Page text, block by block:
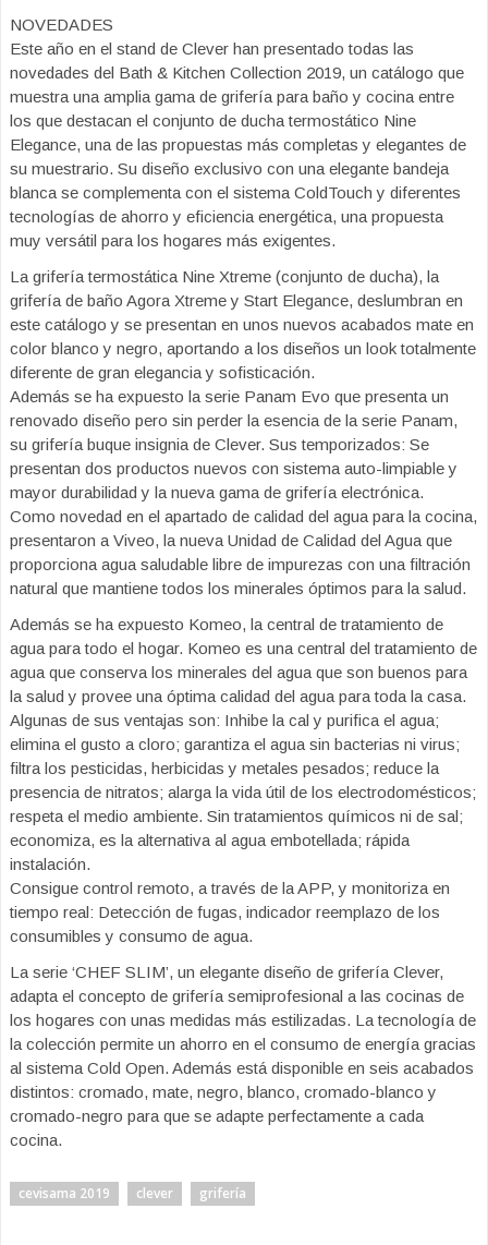
NOVEDADES
Este año en el stand de Clever han presentado todas las
novedades del Bath & Kitchen Collection 2019, un catálogo que
muestra una amplia gama de grifería para baño y cocina entre
los que destacan el conjunto de ducha termostático Nine
Elegance, una de las propuestas más completas y elegantes de
su muestrario. Su diseño exclusivo con una elegante bandeja
blanca se complementa con el sistema ColdTouch y diferentes
tecnologías de ahorro y eficiencia energética, una propuesta
muy versátil para los hogares más exigentes.
La grifería termostática Nine Xtreme (conjunto de ducha), la
grifería de baño Agora Xtreme y Start Elegance, deslumbran en
este catálogo y se presentan en unos nuevos acabados mate en
color blanco y negro, aportando a los diseños un look totalmente
diferente de gran elegancia y sofisticación.
Además se ha expuesto la serie Panam Evo que presenta un
renovado diseño pero sin perder la esencia de la serie Panam,
su grifería buque insignia de Clever. Sus temporizados: Se
presentan dos productos nuevos con sistema auto-limpiable y
mayor durabilidad y la nueva gama de grifería electrónica.
Como novedad en el apartado de calidad del agua para la cocina,
presentaron a Viveo, la nueva Unidad de Calidad del Agua que
proporciona agua saludable libre de impurezas con una filtración
natural que mantiene todos los minerales óptimos para la salud.
Además se ha expuesto Komeo, la central de tratamiento de
agua para todo el hogar. Komeo es una central del tratamiento de
agua que conserva los minerales del agua que son buenos para
la salud y provee una óptima calidad del agua para toda la casa.
Algunas de sus ventajas son: Inhibe la cal y purifica el agua;
elimina el gusto a cloro; garantiza el agua sin bacterias ni virus;
filtra los pesticidas, herbicidas y metales pesados; reduce la
presencia de nitratos; alarga la vida útil de los electrodomésticos;
respeta el medio ambiente. Sin tratamientos químicos ni de sal;
economiza, es la alternativa al agua embotellada; rápida
instalación.
Consigue control remoto, a través de la APP, y monitoriza en
tiempo real: Detección de fugas, indicador reemplazo de los
consumibles y consumo de agua.
La serie ‘CHEF SLIM’, un elegante diseño de grifería Clever,
adapta el concepto de grifería semiprofesional a las cocinas de
los hogares con unas medidas más estilizadas. La tecnología de
la colección permite un ahorro en el consumo de energía gracias
al sistema Cold Open. Además está disponible en seis acabados
distintos: cromado, mate, negro, blanco, cromado-blanco y
cromado-negro para que se adapte perfectamente a cada
cocina.
cevisama 2019 clever grifería